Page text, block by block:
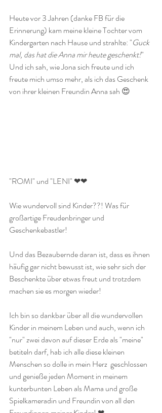
Heute vor 3 Jahren (danke FB für die
Erinnerung) kam meine kleine Tochter vom
Kindergarten nach Hause und strahlte: "Guck
mal, das hat die Anna mir heute geschenkt!"
Und ich sah, wie Jona sich freute und ich
freute mich umso mehr, als ich das Geschenk
von ihrer kleinen Freundin Anna sah 😍
"ROMI" und "LENI" ❤❤
Wie wundervoll sind Kinder??! Was für
großartige Freudenbringer und
Geschenkebastler!
Und das Bezaubernde daran ist, dass es ihnen
häufig gar nicht bewusst ist, wie sehr sich der
Beschenkte über etwas freut und trotzdem
machen sie es morgen wieder!
Ich bin so dankbar über all die wundervollen
Kinder in meinem Leben und auch, wenn ich
"nur" zwei davon auf dieser Erde als "meine"
betiteln darf, hab ich alle diese kleinen
Menschen so dolle in mein Herz  geschlossen
und genieße jeden Moment in meinem
kunterbunten Leben als Mama und große
Spielkameradin und Freundin von all den